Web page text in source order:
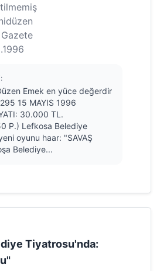
Gazete
Emek en yüce değerdir
15 MAYIS 1996
30.000 TL.
P.) Lefkosa Belediye
oyunu haar: "SAVAŞ
Belediye...
Tiyatrosu'nda: